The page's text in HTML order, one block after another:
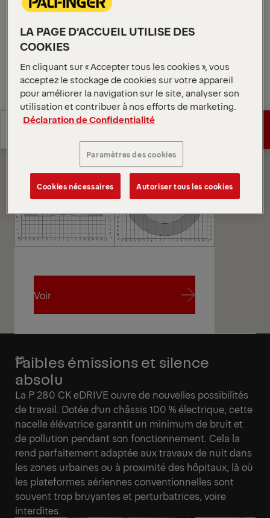
Ouvrir les diagrammes
Demander un devis
Demander un devis
Trouver un partenaire commercial
Trouver un partenaire commercial
Spécifications
Spécifications
techniques Demander un devis
Diagrammes
Voir
Voir
Faibles émissions et silence
absolu
La P 280 CK eDRIVE ouvre de nouvelles possibilités
de travail. Dotée d’un châssis 100 % électrique, cette
nacelle élévatrice garantit un minimum de bruit et
de pollution pendant son fonctionnement. Cela la
rend parfaitement adaptée aux travaux de nuit dans
les zones urbaines ou à proximité des hôpitaux, là où
les plateformes aériennes conventionnelles sont
souvent trop bruyantes et perturbatrices, voire
interdites.
LA PAGE D’ACCUEIL UTILISE DES
COOKIES
En cliquant sur « Accepter tous les cookies », vous
acceptez le stockage de cookies sur votre appareil
pour améliorer la navigation sur le site, analyser son
utilisation et contribuer à nos efforts de marketing.
Déclaration de Confidentialité
Paramètres des cookies
Cookies nécessaires Autoriser tous les cookies